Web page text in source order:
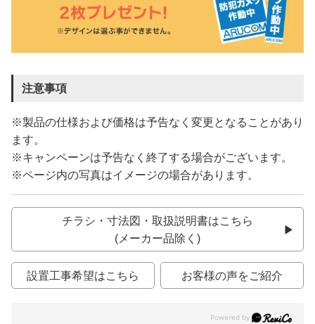
注意事項
※製品の仕様および価格は予告なく変更となることがあり
ます。
※キャンペーンは予告なく終了する場合がございます。
※ページ内の写真はイメージの場合があります。
チラシ・寸法図・取扱説明書はこちら
(メーカー品除く)
設置工事希望はこちら お客様の声をご紹介